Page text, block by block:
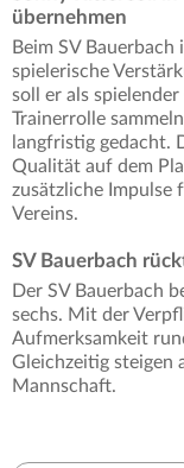
übernehmen
Beim SV
spielerische
soll er als
Trainerrolle
langfristig gedacht.
Qualität auf dem
zusätzliche Impulse
Vereins.
SV Bauerbach
Der SV Bauerbach
sechs. Mit der
Aufmerksamkeit
Gleichzeitig steigen
Mannschaft.